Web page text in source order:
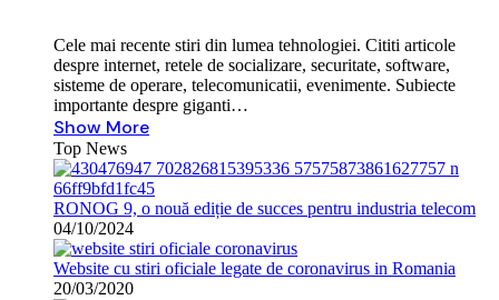
Cele mai recente stiri din lumea tehnologiei. Cititi articole
despre internet, retele de socializare, securitate, software,
sisteme de operare, telecomunicatii, evenimente. Subiecte
importante despre giganti…
Show More
Top News
RONOG 9, o nouă ediție de succes pentru industria telecom
04/10/2024
Website cu stiri oficiale legate de coronavirus in Romania
20/03/2020